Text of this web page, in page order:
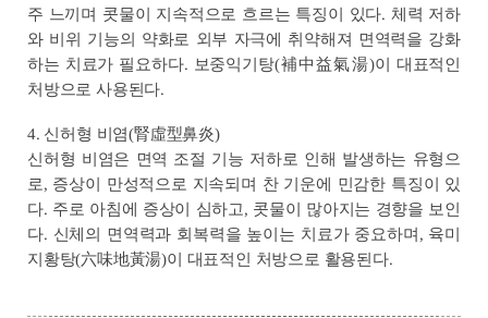
주 느끼며 콧물이 지속적으로 흐르는 특징이 있다. 체력 저하
와 비위 기능의 약화로 외부 자극에 취약해져 면역력을 강화
하는 치료가 필요하다. 보중익기탕(補中益氣湯)이 대표적인
처방으로 사용된다.
4. 신허형 비염(腎虛型鼻炎)
신허형 비염은 면역 조절 기능 저하로 인해 발생하는 유형으
로, 증상이 만성적으로 지속되며 찬 기운에 민감한 특징이 있
다. 주로 아침에 증상이 심하고, 콧물이 많아지는 경향을 보인
다. 신체의 면역력과 회복력을 높이는 치료가 중요하며, 육미
지황탕(六味地黃湯)이 대표적인 처방으로 활용된다.